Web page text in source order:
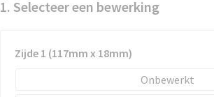
1. Selecteer een bewerking
Zijde 1 (117mm x 18mm)
Onbewerkt